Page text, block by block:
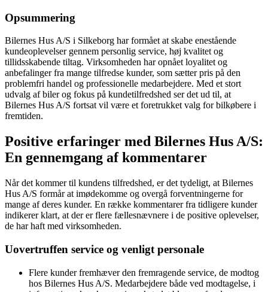
Opsummering
Bilernes Hus A/S i Silkeborg har formået at skabe enestående
kundeoplevelser gennem personlig service, høj kvalitet og
tillidsskabende tiltag. Virksomheden har opnået loyalitet og
anbefalinger fra mange tilfredse kunder, som sætter pris på den
problemfri handel og professionelle medarbejdere. Med et stort
udvalg af biler og fokus på kundetilfredshed ser det ud til, at
Bilernes Hus A/S fortsat vil være et foretrukket valg for bilkøbere i
fremtiden.
Positive erfaringer med Bilernes Hus A/S:
En gennemgang af kommentarer
Når det kommer til kundens tilfredshed, er det tydeligt, at Bilernes
Hus A/S formår at imødekomme og overgå forventningerne for
mange af deres kunder. En række kommentarer fra tidligere kunder
indikerer klart, at der er flere fællesnævnere i de positive oplevelser,
de har haft med virksomheden.
Uovertruffen service og venligt personale
Flere kunder fremhæver den fremragende service, de modtog
hos Bilernes Hus A/S. Medarbejdere både ved modtagelse, i